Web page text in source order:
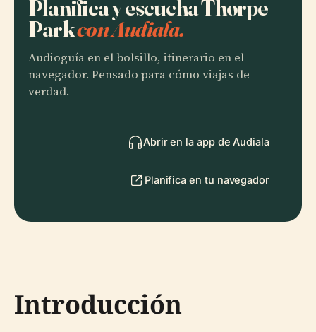
Planifica y escucha Thorpe
Parkcon Audiala.
Audioguía en el bolsillo, itinerario en el
navegador. Pensado para cómo viajas de
verdad.
Abrir en la app de Audiala
Planifica en tu navegador
Introducción